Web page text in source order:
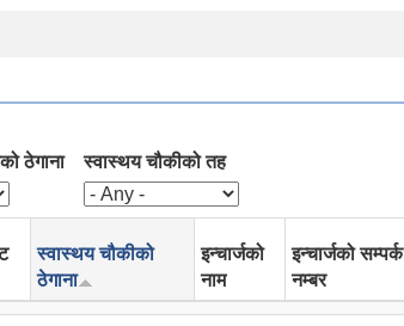
ठेगाना स्वास्थय चौकीको तह
स्वास्थय चौकीको
ठेगाना
इन्चार्जको
नाम
इन्चार्जको सम्पर्क
नम्बर